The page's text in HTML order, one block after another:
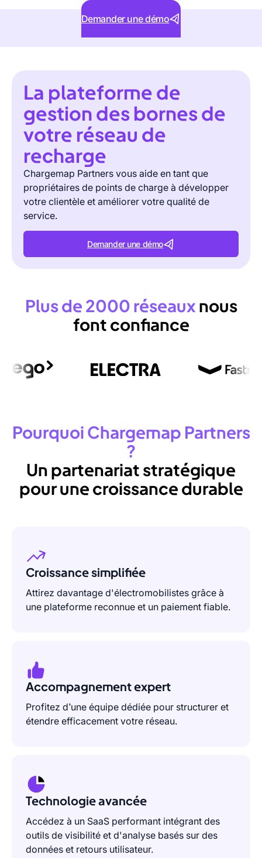
La plateforme de
gestion des bornes de
votre réseau de
recharge
Chargemap Partners vous aide en tant que
propriétaires de points de charge à développer
votre clientèle et améliorer votre qualité de
service.
Demander une démo
Plusde 2000 réseaux nous
font confiance
Pourquoi Chargemap Partners
?
Un partenariat stratégique
pourune croissance durable
Croissance simplifiée
Attirez davantage d'électromobilistes grâce à
une plateforme reconnue et un paiement fiable.
Accompagnement expert
Profitez d’une équipe dédiée pour structurer et
étendre efficacement votre réseau.
Technologie avancée
Accédez à un SaaS performant intégrant des
outils de visibilité et d'analyse basés sur des
données et retours utilisateur.
Demander une démo